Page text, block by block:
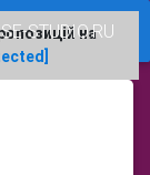
STUDIO.RU
на